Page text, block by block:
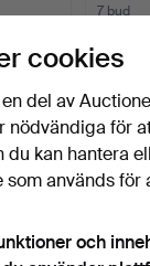
7 bud
cookies
del av
nödvändiga för
du kan hantera
som används för
och